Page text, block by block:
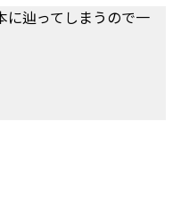
に辿ってしまうので一